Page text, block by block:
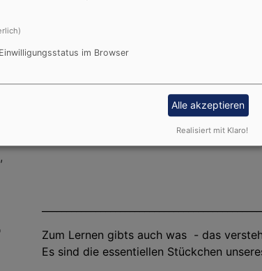
Zum Lernen gibts auch was - das
Es sind die essentiellen Stückchen
im Browser
Alle akzeptieren
Realisiert mit Klaro!